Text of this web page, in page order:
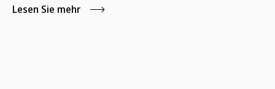
Lesen Sie mehr